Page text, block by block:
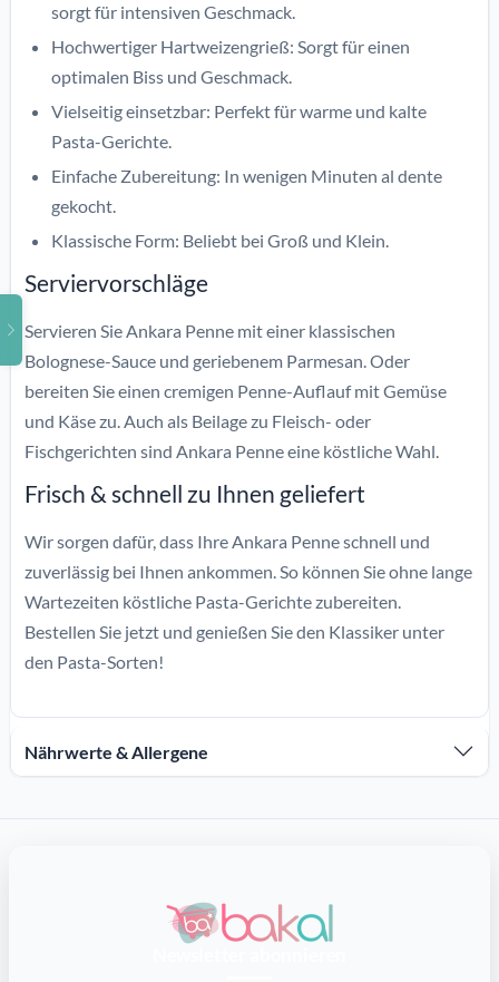
sorgt für intensiven Geschmack.
Hochwertiger Hartweizengrieß: Sorgt für einen
optimalen Biss und Geschmack.
Vielseitig einsetzbar: Perfekt für warme und kalte
Pasta-Gerichte.
Einfache Zubereitung: In wenigen Minuten al dente
gekocht.
Klassische Form: Beliebt bei Groß und Klein.
Serviervorschläge
Servieren Sie Ankara Penne mit einer klassischen
Bolognese-Sauce und geriebenem Parmesan. Oder
bereiten Sie einen cremigen Penne-Auflauf mit Gemüse
und Käse zu. Auch als Beilage zu Fleisch- oder
Fischgerichten sind Ankara Penne eine köstliche Wahl.
Frisch & schnell zu Ihnen geliefert
Wir sorgen dafür, dass Ihre Ankara Penne schnell und
zuverlässig bei Ihnen ankommen. So können Sie ohne lange
Wartezeiten köstliche Pasta-Gerichte zubereiten.
Bestellen Sie jetzt und genießen Sie den Klassiker unter
den Pasta-Sorten!
Nährwerte & Allergene